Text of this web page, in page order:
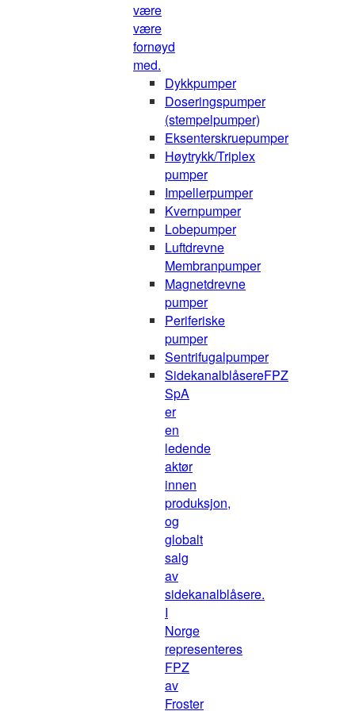
være
være
fornøyd
med.
Dykkpumper
Doseringspumper
(stempelpumper)
Eksenterskruepumper
Høytrykk/Triplex
pumper
Impellerpumper
Kvernpumper
Lobepumper
Luftdrevne
Membranpumper
Magnetdrevne
pumper
Periferiske
pumper
Sentrifugalpumper
SidekanalblåsereFPZ
SpA
er
en
ledende
aktør
innen
produksjon,
og
globalt
salg
av
sidekanalblåsere.
I
Norge
representeres
FPZ
av
Froster